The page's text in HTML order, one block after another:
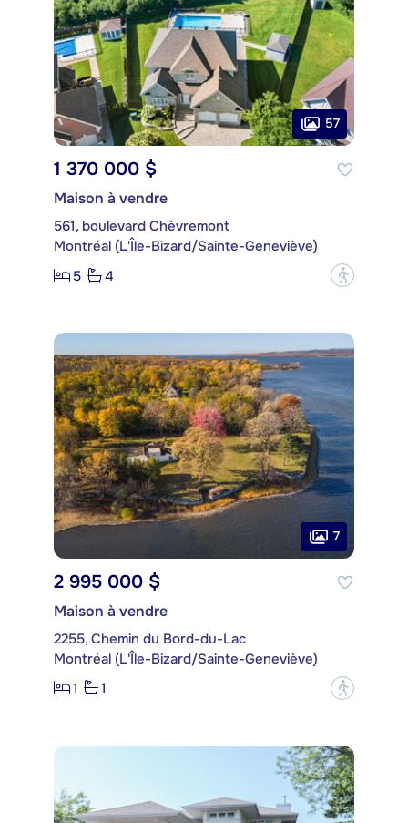
57
1 370 000 $
Maison à vendre
561, boulevard Chèvremont
Montréal (L'Île-Bizard/Sainte-Geneviève)
5
4 ?
7
2 995 000 $
Maison à vendre
2255, Chemin du Bord-du-Lac
Montréal (L'Île-Bizard/Sainte-Geneviève)
1
1 ?